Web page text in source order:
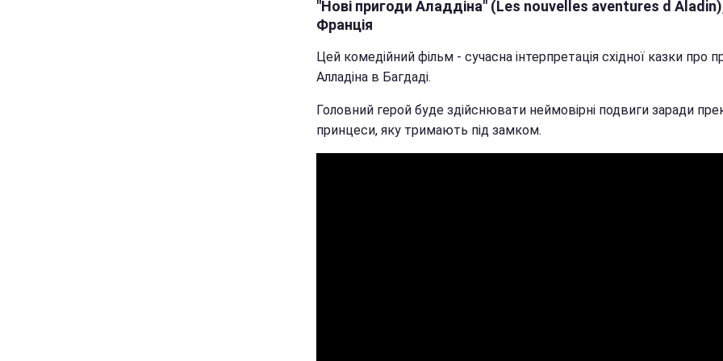
"Нові пригоди Аладдіна" (Les nouvelles aventures d
Франція
Цей комедійний фільм - сучасна інтерпретація східної казки про
Алладіна в Багдаді.
Головний герой буде здійснювати неймовірні подвиги заради
принцеси, яку тримають під замком.